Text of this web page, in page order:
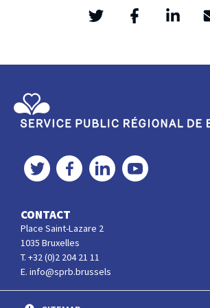
Twitter
>Facebook
Twitter FacebookLinkedInYouTube
CONTACT
Place Saint-Lazare 2
1035 Bruxelles
T. +32 (0)2 204 21 11
E. info@sprb.brussels